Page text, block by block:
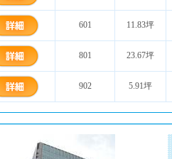
601 11.83坪
801 23.67坪
902 5.91坪